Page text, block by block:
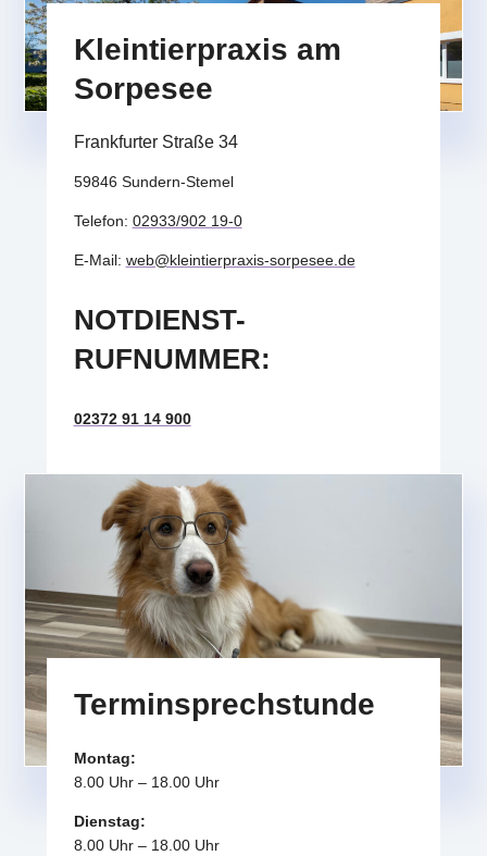
Kleintierpraxis am
Sorpesee
Frankfurter Straße 34
59846 Sundern-Stemel
Telefon: 02933/902 19-0
E-Mail: web@kleintierpraxis-sorpesee.de
NOTDIENST-
RUFNUMMER:
02372 91 14 900
Terminsprechstunde
Montag:
8.00 Uhr – 18.00 Uhr
Dienstag:
8.00 Uhr – 18.00 Uhr